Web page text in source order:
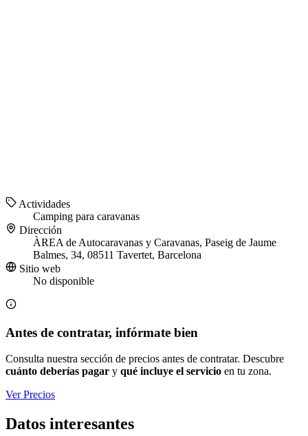
Actividades
Camping para caravanas
Dirección
ÀREA de Autocaravanas y Caravanas, Paseig de Jaume
Balmes, 34, 08511 Tavertet, Barcelona
Sitio web
No disponible
Antes de contratar, infórmate bien
Consulta nuestra sección de precios antes de contratar. Descubre
cuánto deberías pagar y qué incluye el servicio en tu zona.
Ver Precios
Datos interesantes